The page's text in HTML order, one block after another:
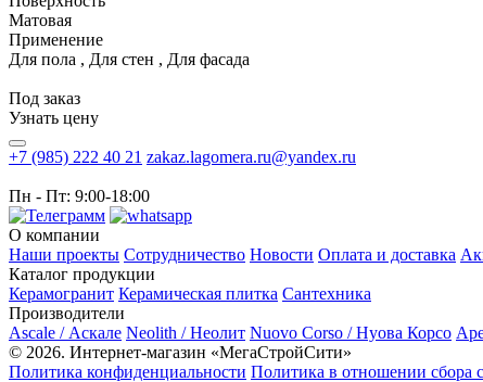
Матовая
Применение
Для пола , Для стен , Для фасада
Под заказ
Узнать цену
+7 (985) 222 40 21 zakaz.lagomera.ru@yandex.ru
Пн - Пт: 9:00-18:00
О компании
Наши проекты Сотрудничество Новости Оплата и доставка
Каталог продукции
Керамогранит Керамическая плитка Сантехника
Производители
Ascale / Аскале Neolith / Неолит Nuovo Corso / Нуова Корсо
© 2026. Интернет-магазин «МегаСтройСити»
Политика конфиденциальности Политика в отношении сбора